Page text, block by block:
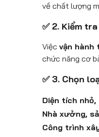
về chất lượng
✅ 2. Kiểm
Việc vận hành
chức năng cơ
✅ 3. Chọn
Diện tích nhỏ,
Nhà xưởng,
Công trình